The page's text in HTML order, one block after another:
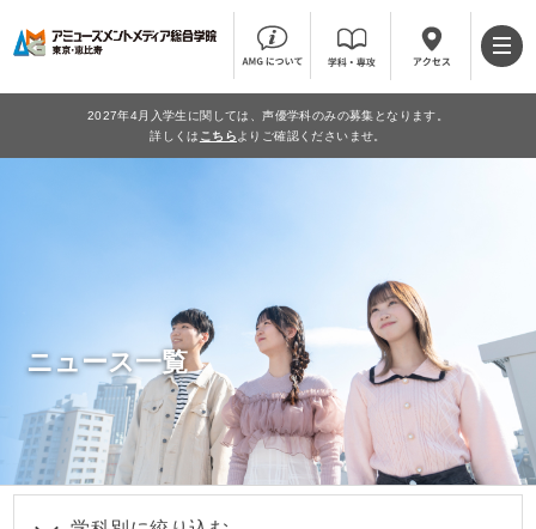
2027年4月入学生に関しては、声優学科のみの募集となります。
詳しくは こちら よりご確認くださいませ。
ニュース一覧